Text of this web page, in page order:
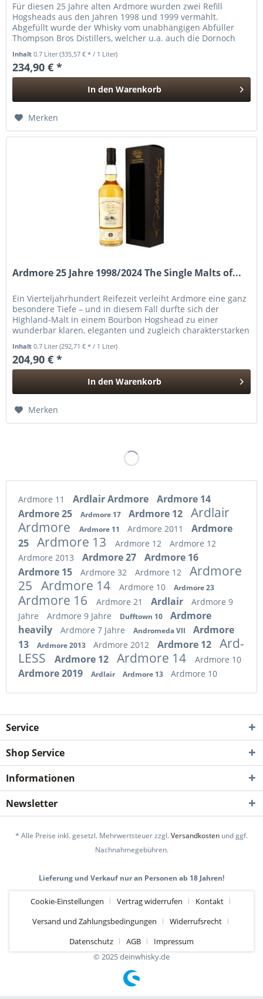
Für diesen 25 Jahre alten Ardmore wurden zwei Refill
Hogsheads aus den Jahren 1998 und 1999 vermählt.
Abgefüllt wurde der Whisky vom unabhängigen Abfüller
Thompson Bros Distillers, welcher u.a. auch die Dornoch
Inhalt0.7 Liter(335,57 € * / 1 Liter)
234,90 € *
In den Warenkorb
Merken
Ardmore 25 Jahre 1998/2024 The Single Malts of...
Ein Vierteljahrhundert Reifezeit verleiht Ardmore eine ganz
besondere Tiefe – und in diesem Fall durfte sich der
Highland-Malt in einem Bourbon Hogshead zu einer
wunderbar klaren, eleganten und zugleich charakterstarken
Inhalt0.7 Liter(292,71 € * / 1 Liter)
204,90 € *
In den Warenkorb
Merken
Ardmore 11 Ardlair Ardmore
Ardmore 14
Ardmore 25
Ardmore 17 Ardmore 12
Ardlair
Ardmore
Ardmore 11 Ardmore 2011
Ardmore
25
Ardmore 13 Ardmore 12
Ardmore 12
Ardmore 2013
Ardmore 27
Ardmore 16
Ardmore 15
Ardmore 32 Ardmore 12
Ardmore
25 Ardmore 14 Ardmore 10 Ardmore 23
Ardmore 16 Ardmore 21 Ardlair
Ardmore 9
Jahre
Ardmore 9 Jahre Dufftown 10
Ardmore
heavily
Ardmore 7 Jahre Andromeda VII
Ardmore
13
Ardmore 2013 Ardmore 2012 Ardmore 12
Ard-
LESS
Ardmore 12 Ardmore 14 Ardmore 10
Ardmore 2019 Ardlair Ardmore 13 Ardmore 10
Service
Shop Service
Informationen
Newsletter
* Alle Preise inkl. gesetzl. Mehrwertsteuer zzgl.Versandkosten und ggf.
Nachnahmegebühren.
Lieferung und Verkauf nur an Personen ab 18 Jahren!
Cookie-Einstellungen Vertrag widerrufen
Kontakt
Versand und Zahlungsbedingungen
Widerrufsrecht
Datenschutz
AGB
Impressum
© 2025 deinwhisky.de